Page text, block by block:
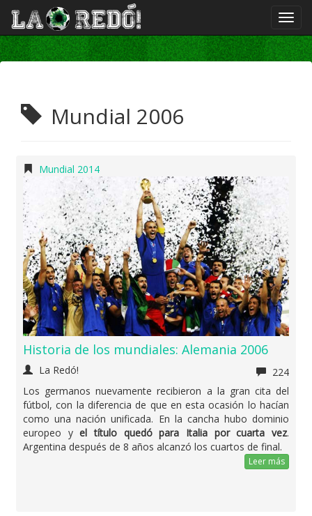
Mundial 2006
Mundial 2014
Historia de los mundiales: Alemania 2006
La Redó!
224
Los germanos nuevamente recibieron a la gran cita del
fútbol, con la diferencia de que en esta ocasión lo hacían
como una nación unificada. En la cancha hubo dominio
europeo yel título quedó para Italia por cuarta vez.
Argentina después de 8 años alcanzó los cuartos de final.
Leer más